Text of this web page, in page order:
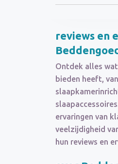
reviews en
Ontdek alles
bieden heeft,
ervaringen van
veelzijdigheid
hun reviews en